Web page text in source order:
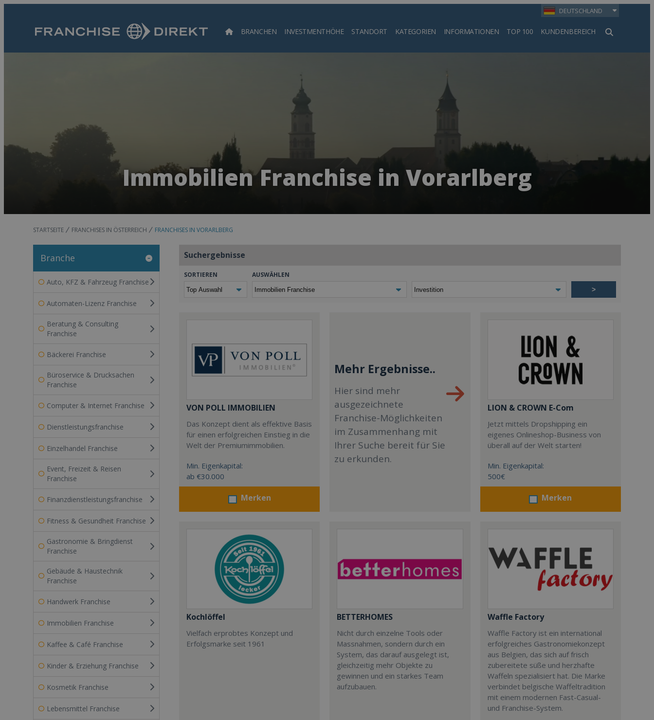
DEUTSCHLAND
BRANCHEN INVESTMENTHÖHE STANDORT KATEGORIEN INFORMATIONEN TOP 100 KUNDENBEREICH
Suchen
Immobilien Franchise in Vorarlberg
STARTSEITE FRANCHISES IN ÖSTERREICH FRANCHISES IN VORARLBERG
Branche
Auto, KFZ & Fahrzeug Franchise
Automaten-Lizenz Franchise
Beratung & Consulting
Franchise
Bäckerei Franchise
Büroservice & Drucksachen
Franchise
Computer & Internet Franchise
Dienstleistungsfranchise
Einzelhandel Franchise
Event, Freizeit & Reisen
Franchise
Finanzdienstleistungsfranchise
Fitness & Gesundheit Franchise
Gastronomie & Bringdienst
Franchise
Gebäude & Haustechnik
Franchise
Handwerk Franchise
Immobilien Franchise
Kaffee & Café Franchise
Kinder & Erziehung Franchise
Kosmetik Franchise
Lebensmittel Franchise
Suchergebnisse
SORTIEREN AUSWÄHLEN
>
VON POLL IMMOBILIEN
Das Konzept dient als effektive Basis
für einen erfolgreichen Einstieg in die
Welt der Premiumimmobilien.
Min. Eigenkapital:
ab €30.000
Merken
Mehr Ergebnisse..
Hier sind mehr
ausgezeichnete
Franchise-Möglichkeiten
im Zusammenhang mit
Ihrer Suche bereit für Sie
zu erkunden.
LION & CROWN E-Com
Jetzt mittels Dropshipping ein
eigenes Onlineshop-Business von
überall auf der Welt starten!
Min. Eigenkapital:
500€
Merken
Kochlöffel
Vielfach erprobtes Konzept und
Erfolgsmarke seit 1961
BETTERHOMES
Nicht durch einzelne Tools oder
Massnahmen, sondern durch ein
System, das darauf ausgelegt ist,
gleichzeitig mehr Objekte zu
gewinnen und ein starkes Team
aufzubauen.
Waffle Factory
Waffle Factory ist ein international
erfolgreiches Gastronomiekonzept
aus Belgien, das sich auf frisch
zubereitete süße und herzhafte
Waffeln spezialisiert hat. Die Marke
verbindet belgische Waffeltradition
mit einem modernen Fast-Casual-
und Franchise-System.